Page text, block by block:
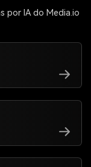
por IA do Media.io